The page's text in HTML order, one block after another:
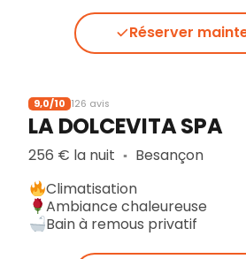
Réserver
9,0/10 126 avis
LA DOLCEVITA SPA
256 € la nuit ▪︎ Besançon
Climatisation
Ambiance chaleureuse
Bain à remous privatif